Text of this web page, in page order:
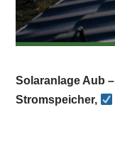
Solaranlage Aub –
Stromspeicher,